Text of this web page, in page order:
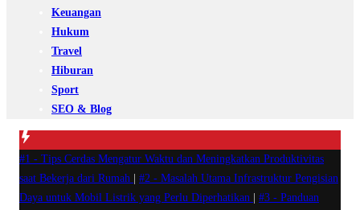
Keuangan
Hukum
Travel
Hiburan
Sport
SEO & Blog
#1 - Tips Cerdas Mengatur Waktu dan Meningkatkan Produktivitas
saat Bekerja dari Rumah
#2 - Masalah Utama Infrastruktur Pengisian
Daya untuk Mobil Listrik yang Perlu Diperhatikan
#3 - Panduan